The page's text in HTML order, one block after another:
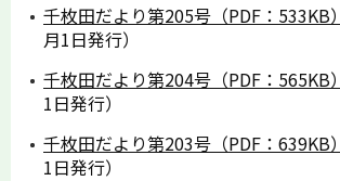
千枚田だより第205号（PDF：533KB）
月1日発行）
千枚田だより第204号（PDF：565KB）
1日発行）
千枚田だより第203号（PDF：639KB）
1日発行）